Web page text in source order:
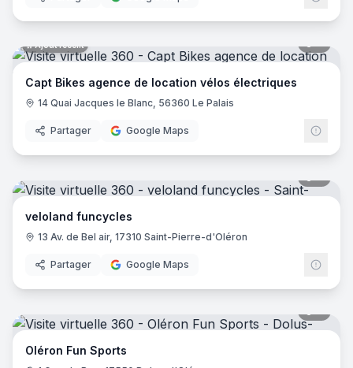
Location de vélo Astel-Versailles- Versailles
Colibrius- Étupes
Ardiden Vélos
- Esquièze-Sère
Green E-Bike Country
- Toulouse
Vélo Luberon- Pertuis
Les Green'Bikes- Goudargues
Ajout récent
Capt Bikes agence de location vélos électriques
14 Quai Jacques le Blanc, 56360 Le Palais
Partager Google Maps
veloland funcycles
13 Av. de Bel air, 17310 Saint-Pierre-d'Oléron
Partager Google Maps
Oléron Fun Sports